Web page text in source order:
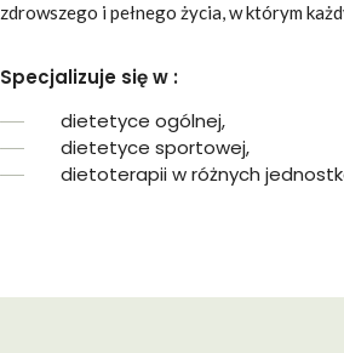
zdrowszego i pełnego życia, w którym
Specjalizuje się w :
dietetyce ogólnej,
dietetyce sportowej,
dietoterapii w różnych